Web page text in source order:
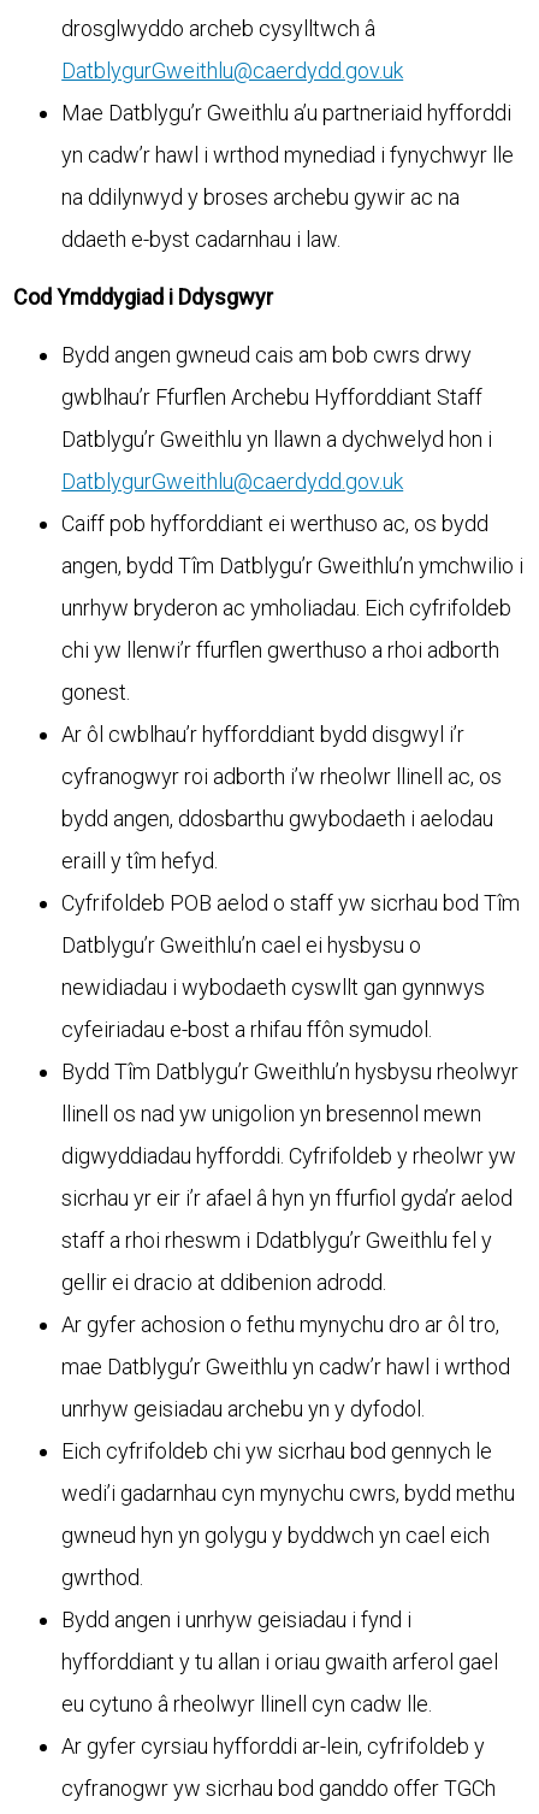
drosglwyddo archeb cysylltwch â
DatblygurGweithlu@caerdydd.gov.uk
Mae Datblygu’r Gweithlu a’u partneriaid hyfforddi
yn cadw’r hawl i wrthod mynediad i fynychwyr lle
na ddilynwyd y broses archebu gywir ac na
ddaeth e-byst cadarnhau i law.
Cod Ymddygiad i Ddysgwyr
Bydd angen gwneud cais am bob cwrs drwy
gwblhau’r Ffurflen Archebu Hyfforddiant Staff
Datblygu’r Gweithlu yn llawn a dychwelyd hon i
DatblygurGweithlu@caerdydd.gov.uk
Caiff pob hyfforddiant ei werthuso ac, os bydd
angen, bydd Tîm Datblygu’r Gweithlu’n ymchwilio i
unrhyw bryderon ac ymholiadau. Eich cyfrifoldeb
chi yw llenwi’r ffurflen gwerthuso a rhoi adborth
gonest.
Ar ôl cwblhau’r hyfforddiant bydd disgwyl i’r
cyfranogwyr roi adborth i’w rheolwr llinell ac, os
bydd angen, ddosbarthu gwybodaeth i aelodau
eraill y tîm hefyd.
Cyfrifoldeb POB aelod o staff yw sicrhau bod Tîm
Datblygu’r Gweithlu’n cael ei hysbysu o
newidiadau i wybodaeth cyswllt gan gynnwys
cyfeiriadau e-bost a rhifau ffôn symudol.
Bydd Tîm Datblygu’r Gweithlu’n hysbysu rheolwyr
llinell os nad yw unigolion yn bresennol mewn
digwyddiadau hyfforddi. Cyfrifoldeb y rheolwr yw
sicrhau yr eir i’r afael â hyn yn ffurfiol gyda’r aelod
staff a rhoi rheswm i Ddatblygu’r Gweithlu fel y
gellir ei dracio at ddibenion adrodd.
Ar gyfer achosion o fethu mynychu dro ar ôl tro,
mae Datblygu’r Gweithlu yn cadw’r hawl i wrthod
unrhyw geisiadau archebu yn y dyfodol.
Eich cyfrifoldeb chi yw sicrhau bod gennych le
wedi’i gadarnhau cyn mynychu cwrs, bydd methu
gwneud hyn yn golygu y byddwch yn cael eich
gwrthod.
Bydd angen i unrhyw geisiadau i fynd i
hyfforddiant y tu allan i oriau gwaith arferol gael
eu cytuno â rheolwyr llinell cyn cadw lle.
Ar gyfer cyrsiau hyfforddi ar-lein, cyfrifoldeb y
cyfranogwr yw sicrhau bod ganddo offer TGCh